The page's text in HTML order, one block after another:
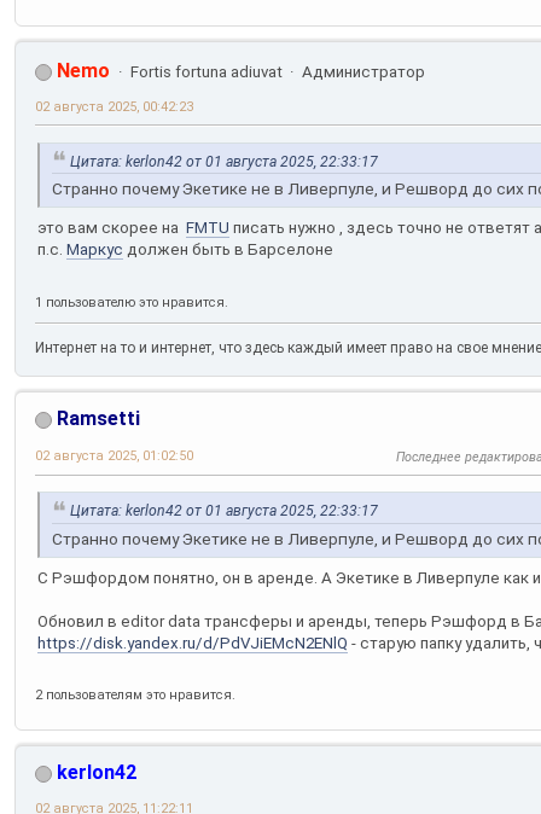
Nemo Fortis fortuna adiuvat Администратор
02 августа 2025, 00:42:23
Цитата: kerlon42 от 01 августа 2025, 22:33:17
Странно почему Экетике не в Ливерпуле, и Решворд до сих
это вам скорее на FMTU писать нужно , здесь точно не
п.с. Маркус должен быть в Барселоне
1 пользователю это нравится.
Интернет на то и интернет, что здесь каждый имеет право на свое
Ramsetti
02 августа 2025, 01:02:50 Последнее
Цитата: kerlon42 от 01 августа 2025, 22:33:17
Странно почему Экетике не в Ливерпуле, и Решворд до сих
C Рэшфордом понятно, он в аренде. А Экетике в Ливерпуле как
Обновил в editor data трансферы и аренды, теперь Рэшфорд в
https://disk.yandex.ru/d/PdVJiEMcN2ENlQ - старую папку
2 пользователям это нравится.
kerlon42
02 августа 2025, 11:22:11